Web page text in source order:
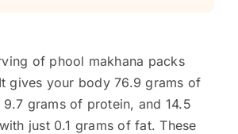
of phool makhana packs
gives your body 76.9 grams of
grams of protein, and 14.5
just 0.1 grams of fat. These